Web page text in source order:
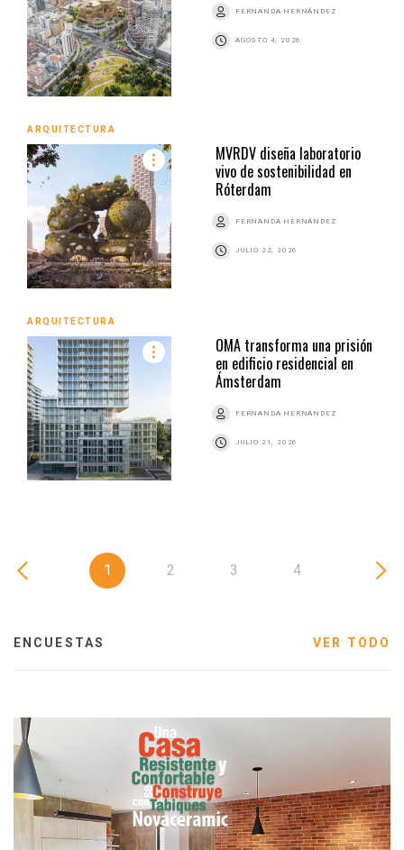
FERNANDA HERNÁNDEZ
AGOSTO 4, 2026
ARQUITECTURA
MVRDV diseña laboratorio
vivo de sostenibilidad en
Róterdam
FERNANDA HERNÁNDEZ
JULIO 22, 2026
ARQUITECTURA
OMA transforma una prisión
en edificio residencial en
Ámsterdam
FERNANDA HERNÁNDEZ
JULIO 21, 2026
1 2 3 4
ENCUESTAS VER TODO